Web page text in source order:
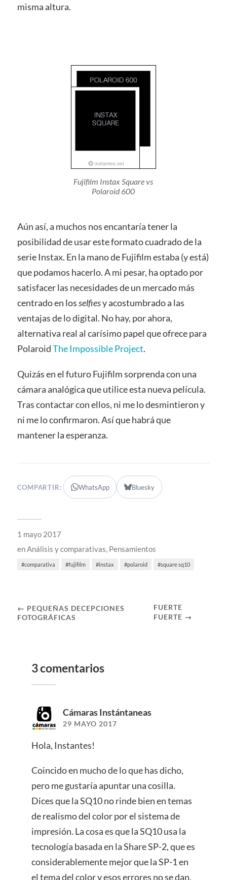
misma altura.
Fujifilm Instax Square vs
Polaroid 600
Aún así, a muchos nos encantaría tener la
posibilidad de usar este formato cuadrado de la
serie Instax. En la mano de Fujifilm estaba (y está)
que podamos hacerlo. A mi pesar, ha optado por
satisfacer las necesidades de un mercado más
centrado en losselfiesy acostumbrado a las
ventajas de lo digital. No hay, por ahora,
alternativa real al carísimo papel que ofrece para
PolaroidThe Impossible Project.
Quizás en el futuro Fujifilm sorprenda con una
cámara analógica que utilice esta nueva película.
Tras contactar con ellos, ni me lo desmintieron y
ni me lo confirmaron. Así que habrá que
mantener la esperanza.
COMPARTIR: WhatsApp Bluesky
1 mayo 2017
enAnálisis y comparativas, Pensamientos
comparativa fujifilm instax polaroid square sq10
← PEQUEÑAS DECEPCIONES
FOTOGRÁFICAS
FUERTE
FUERTE →
3 comentarios
Cámaras Instántaneas
29 MAYO 2017
Hola, Instantes!
Coincido en mucho de lo que has dicho,
pero me gustaría apuntar una cosilla.
Dices que la SQ10 no rinde bien en temas
de realismo del color por el sistema de
impresión. La cosa es que la SQ10 usa la
tecnología basada en la Share SP-2, que es
considerablemente mejor que la SP-1 en
el tema del color y esos errores no se dan.